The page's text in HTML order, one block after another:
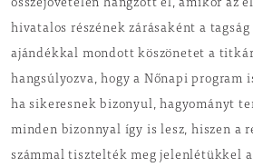
összejövetelen hangzott el, amikor az
hivatalos részének zárásaként a tagság
ajándékkal mondott köszönetet a titkár
hangsúlyozva, hogy a Nőnapi program
ha sikeresnek bizonyul, hagyományt
minden bizonnyal így is lesz, hiszen a
számmal tisztelték meg jelenlétükkel